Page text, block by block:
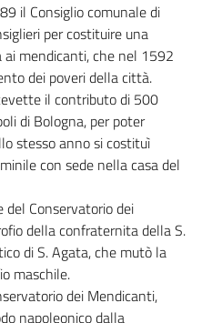
il Consiglio comunale di
per costituire una
mendicanti, che nel 1592
dei poveri della città.
il contributo di 500
di Bologna, per poter
stesso anno si costituì
con sede nella casa del
Conservatorio dei
della confraternita della S.
di S. Agata, che mutò la
maschile.
dei Mendicanti,
napoleonico dalla